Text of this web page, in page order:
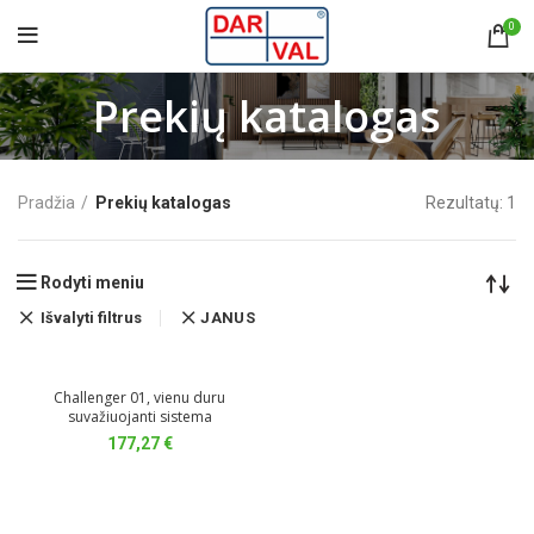
0
Prekių katalogas
Pradžia Prekių katalogas Rezultatų: 1
Rodyti meniu
Išvalyti filtrus JANUS
Challenger 01, vienu duru
suvažiuojanti sistema
177,27€